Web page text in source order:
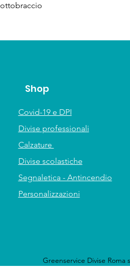
Shop
Covid-19 e DPI
Divise professionali
Calzature
Divise scolastiche
Segnaletica - Antincendio
Personalizzazioni
Greenservice Divise Roma